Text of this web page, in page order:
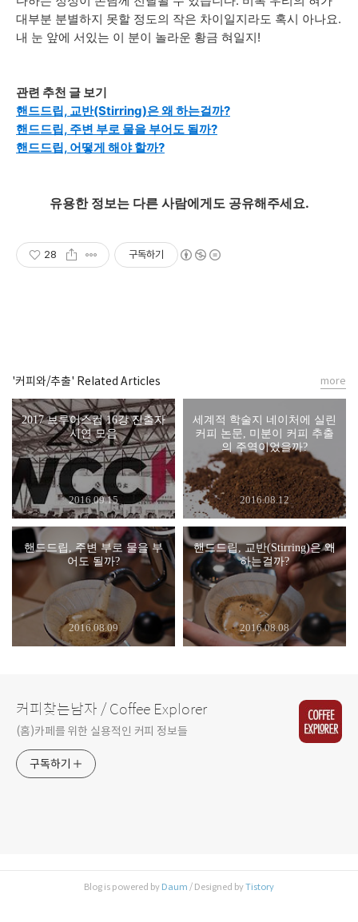
대부분 분별하지 못할 정도의 작은 차이일지라도 혹시 아나요.
내 눈 앞에 서있는 이 분이 놀라운 황금 혀일지!
관련 추천 글 보기
핸드드립, 교반(Stirring)은 왜 하는걸까?
핸드드립, 주변 부로 물을 부어도 될까?
핸드드립, 어떻게 해야 할까?
유용한 정보는 다른 사람에게도 공유해주세요.
28 구독하기
'커피와/추출' Related Articles
2017 브루어스컵 16강 진출자
시연 모음
2016.09.15
세계적 학술지 네이처에 실린
커피 논문, 미분이 커피 추출
의 주역이었을까?
2016.08.12
핸드드립, 주변 부로 물을 부
어도 될까?
2016.08.09
핸드드립, 교반(Stirring)은 왜
하는걸까?
2016.08.08
more
커피찾는남자 / Coffee Explorer
(홈)카페를 위한 실용적인 커피 정보들
구독하기
Blog is powered by Daum / Designed byTistory